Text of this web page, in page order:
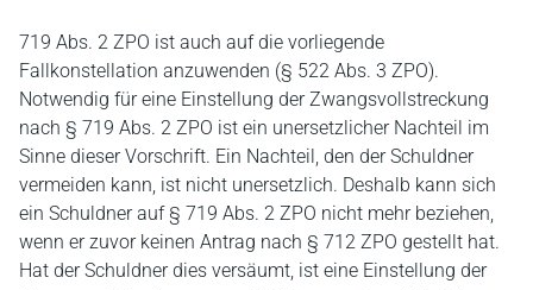
719 Abs. 2 ZPO ist auch auf die vorliegende
Fallkonstellation anzuwenden (§ 522 Abs. 3 ZPO).
Notwendig für eine Einstellung der Zwangsvollstreckung
nach § 719 Abs. 2 ZPO ist ein unersetzlicher Nachteil im
Sinne dieser Vorschrift. Ein Nachteil, den der Schuldner
vermeiden kann, ist nicht unersetzlich. Deshalb kann sich
ein Schuldner auf § 719 Abs. 2 ZPO nicht mehr beziehen,
wenn er zuvor keinen Antrag nach § 712 ZPO gestellt hat.
Hat der Schuldner dies versäumt, ist eine Einstellung der